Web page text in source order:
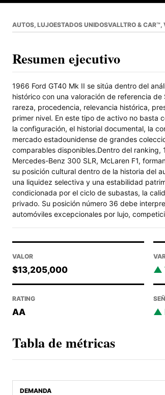
AUTOS, LUJOESTADOS UNIDOSVALLTRO & CAR™,
Resumen ejecutivo
1966 Ford GT40 Mk II se sitúa dentro del
histórico con una valoración de referencia
rareza, procedencia, relevancia histórica,
primer nivel. En este tipo de activo no basta
la configuración, el historial documental, la
mercado estadounidense de grandes
comparables disponibles.Dentro del ranking,
Mercedes-Benz 300 SLR, McLaren F1,
su posición cultural dentro de la historia del
una liquidez selectiva y una estabilidad
condicionada por el ciclo de subastas, la
privado. Su posición número 36 debe
automóviles excepcionales por lujo,
VALOR
$13,205,000
RATING
AA
Tabla de métricas
DEMANDA